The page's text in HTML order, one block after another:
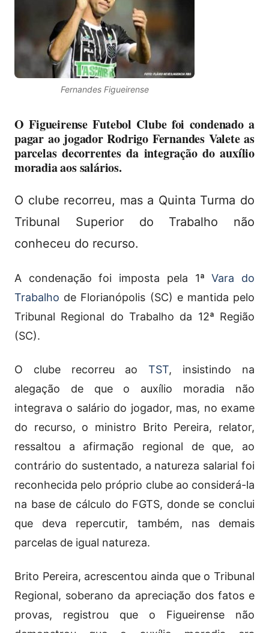
Fernandes Figueirense
O Figueirense Futebol Clube foi condenado a
pagar ao jogador Rodrigo Fernandes Valete as
parcelas decorrentes da integração do auxílio
moradia aos salários.
O clube recorreu, mas a Quinta Turma do
Tribunal Superior do Trabalho não
conheceu do recurso.
A condenação foi imposta pela 1ªVara do
Trabalho de Florianópolis (SC) e mantida pelo
Tribunal Regional do Trabalho da 12ª Região
(SC).
O clube recorreu aoTST, insistindo na
alegação de que o auxílio moradia não
integrava o salário do jogador, mas, no exame
do recurso, o ministro Brito Pereira, relator,
ressaltou a afirmação regional de que, ao
contrário do sustentado, a natureza salarial foi
reconhecida pelo próprio clube ao considerá-la
na base de cálculo do FGTS, donde se conclui
que deva repercutir, também, nas demais
parcelas de igual natureza.
Brito Pereira, acrescentou ainda que o Tribunal
Regional, soberano da apreciação dos fatos e
provas, registrou que o Figueirense não